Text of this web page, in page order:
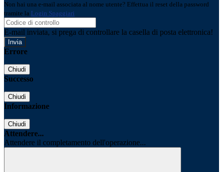
Non hai una e-mail associata al nome utente? Effettua il reset della password
tramite la Login Spaggiari
E-mail inviata, si prega di controllare la casella di posta elettronica!
Errore
Chiudi
Successo
Chiudi
Informazione
Chiudi
Attendere...
Attendere il completamento dell'operazione...